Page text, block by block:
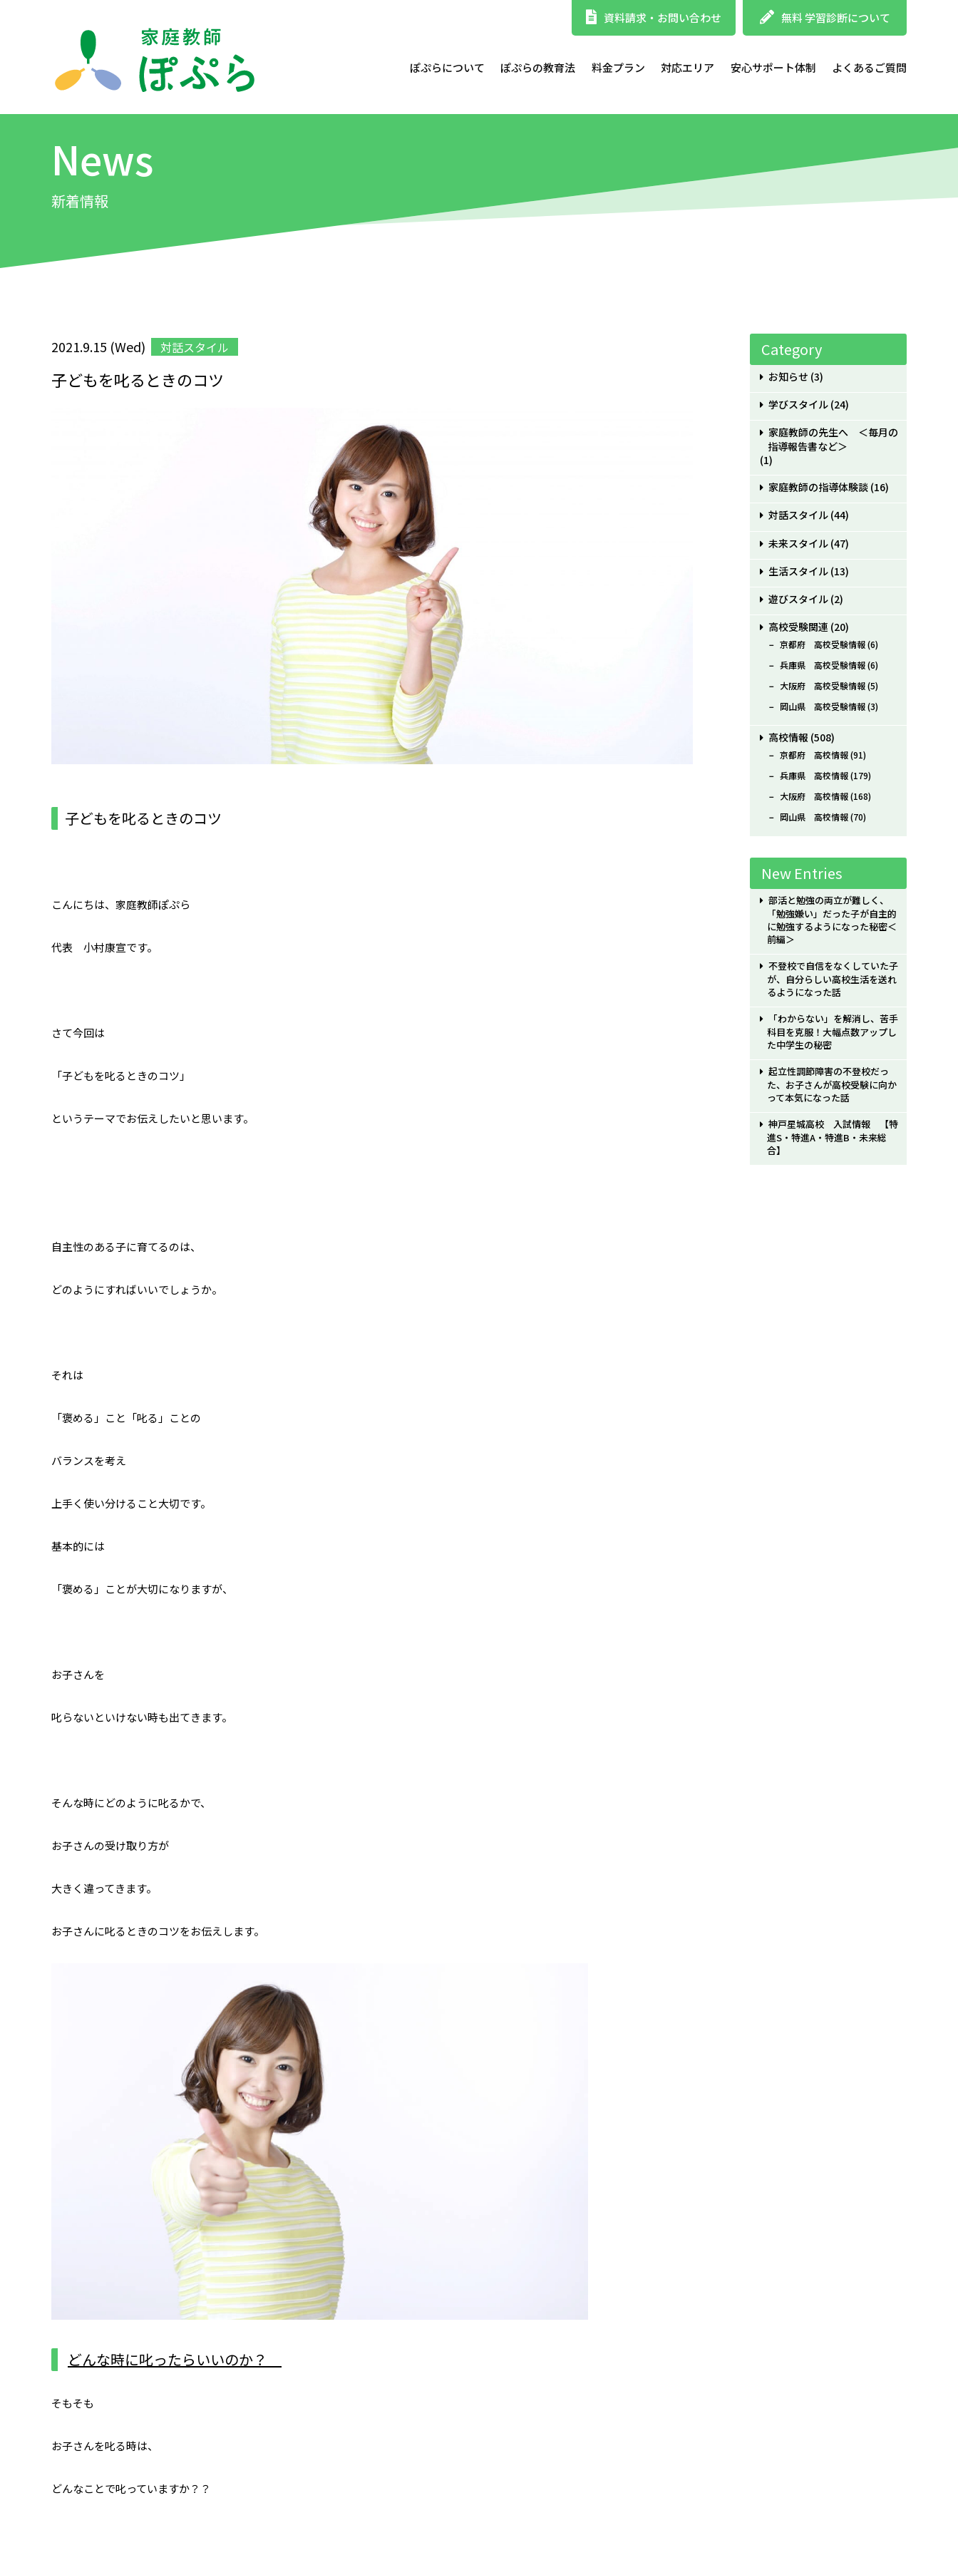
資料請求・お問い合わせ 無料 学習診断について
ぽぷらについて ぽぷらの教育法 料金プラン 対応エリア 安心サポート体制 よくあるご質問
News
新着情報
2021.9.15 (Wed) 対話スタイル
子どもを叱るときのコツ
子どもを叱るときのコツ
こんにちは、家庭教師ぽぷら
代表 小村康宣です。
さて今回は
「子どもを叱るときのコツ」
というテーマでお伝えしたいと思います。
自主性のある子に育てるのは、
どのようにすればいいでしょうか。
それは
「褒める」こと「叱る」ことの
バランスを考え
上手く使い分けること大切です。
基本的には
「褒める」ことが大切になりますが、
お子さんを
叱らないといけない時も出てきます。
そんな時にどのように叱るかで、
お子さんの受け取り方が
大きく違ってきます。
お子さんに叱るときのコツをお伝えします。
どんな時に叱ったらいいのか？
そもそも
お子さんを叱る時は、
どんなことで叱っていますか？？
Category
お知らせ (3)
学びスタイル (24)
家庭教師の先生へ ＜毎月の
指導報告書など＞
(1)
家庭教師の指導体験談 (16)
対話スタイル (44)
未来スタイル (47)
生活スタイル (13)
遊びスタイル (2)
高校受験関連 (20)
京都府 高校受験情報(6)
兵庫県 高校受験情報(6)
大阪府 高校受験情報(5)
岡山県 高校受験情報(3)
高校情報 (508)
京都府 高校情報(91)
兵庫県 高校情報(179)
大阪府 高校情報(168)
岡山県 高校情報(70)
New Entries
部活と勉強の両立が難しく、
「勉強嫌い」だった子が自主的
に勉強するようになった秘密＜
前編＞
不登校で自信をなくしていた子
が、自分らしい高校生活を送れ
るようになった話
「わからない」を解消し、苦手
科目を克服！大幅点数アップし
た中学生の秘密
起立性調節障害の不登校だっ
た、お子さんが高校受験に向か
って本気になった話
神戸星城高校 入試情報 【特
進S・特進A・特進B・未来総
合】